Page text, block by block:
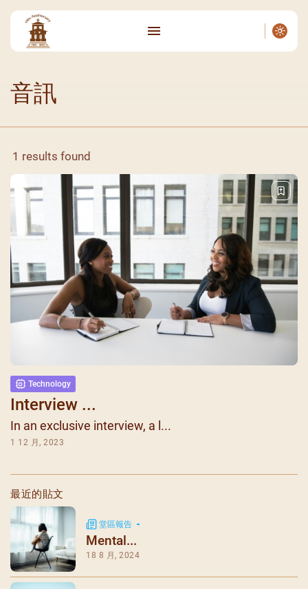
音訊
1 results found
Technology
Interview ...
In an exclusive interview, a l...
1 12 月, 2023
最近的貼文
堂區報告
Mental...
18 8 月, 2024